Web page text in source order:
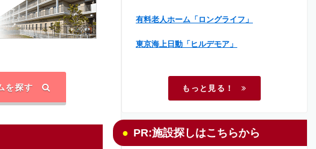
を探す
有料老人ホーム「ロングライフ」
東京海上日動「ヒルデモア」
もっと見る！
PR:施設探しはこちらから